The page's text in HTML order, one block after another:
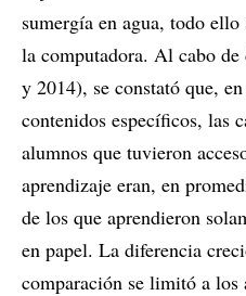
sumergía en agua, todo
la computadora. Al cabo de
y 2014), se constató que,
contenidos específicos, las
alumnos que tuvieron
aprendizaje eran, en
de los que aprendieron
en papel. La diferencia
comparación se limitó a los